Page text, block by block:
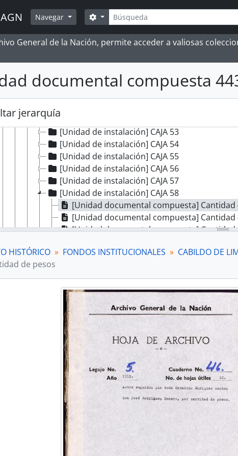
Navegar Búsqueda
Search options
General de la Nación, permite acceder a valiosas
documental compuesta
jerarquía
[Unidad de instalación] CAJA 43
[Unidad de instalación] CAJA 44
[Unidad de instalación] CAJA 45
[Unidad de instalación] CAJA 46
[Unidad de instalación] CAJA 49
[Unidad de instalación] CAJA 52
[Unidad de instalación] CAJA 53
[Unidad de instalación] CAJA 54
[Unidad de instalación] CAJA 55
[Unidad de instalación] CAJA 56
[Unidad de instalación] CAJA 57
[Unidad de instalación] CAJA 58
[Unidad documental compuesta] Cantidad
[Unidad documental compuesta] Cantidad
[Unidad documental compuesta] Cantidad
[Unidad documental compuesta]
[Unidad documental compuesta]
[Unidad documental compuesta]
[Unidad documental compuesta]
[Unidad documental compuesta] Concurso
[Unidad documental compuesta]
[Unidad documental compuesta] Concurso
[Unidad documental compuesta] Cantidad
[Unidad documental compuesta] Cantidad
[Unidad documental compuesta]
[Unidad documental compuesta]
[Unidad documental compuesta]
[Unidad documental compuesta]
[Unidad documental compuesta]
[Unidad documental compuesta]
HISTÓRICO FONDOS INSTITUCIONALES CABILDO DE
de pesos